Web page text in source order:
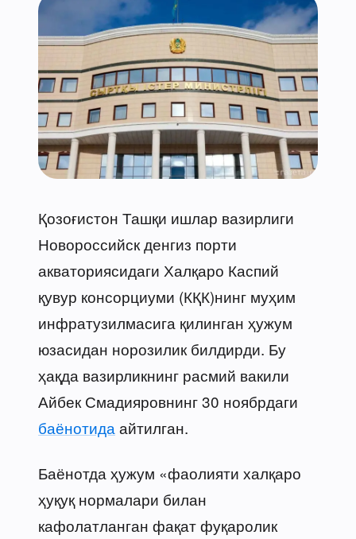
Қозоғистон Ташқи ишлар вазирлиги
Новороссийск денгиз порти
акваториясидаги Халқаро Каспий
қувур консорциуми (КҚК)нинг муҳим
инфратузилмасига қилинган ҳужум
юзасидан норозилик билдирди. Бу
ҳақда вазирликнинг расмий вакили
Айбек Смадияровнинг 30 ноябрдаги
баёнотида айтилган.
Баёнотда ҳужум «фаолияти халқаро
ҳуқуқ нормалари билан
кафолатланган фақат фуқаролик